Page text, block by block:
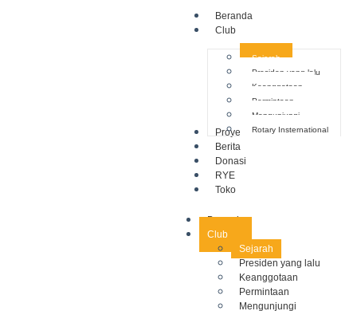
Beranda
Club
Sejarah
Presiden yang lalu
Keanggotaan
Permintaan
Mengunjungi
Rotary Insternational
Proyek
Berita
Donasi
RYE
Toko
Beranda
Club
Sejarah
Presiden yang lalu
Keanggotaan
Permintaan
Mengunjungi